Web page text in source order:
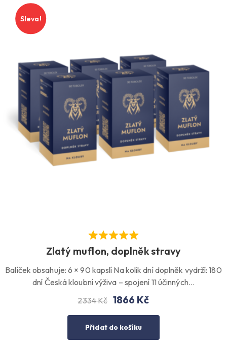
Sleva!
Zlatý muflon, doplněk stravy
Balíček obsahuje: 6 × 90 kapslí Na kolik dní doplněk vydrží: 180
dní Česká kloubní výživa – spojení 11 účinných…
2334Kč 1866 Kč
Přidat do košíku